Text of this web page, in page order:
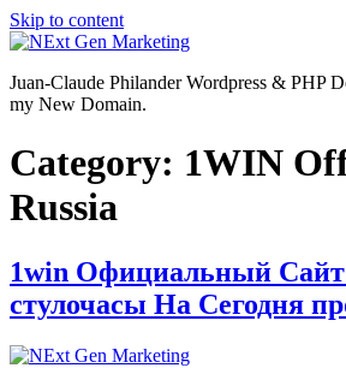
Skip to content
Juan-Claude Philander Wordpress & PHP
my New Domain.
Category: 1WIN
Russia
1win Официальный Сайт
стулочасы На Сегодня